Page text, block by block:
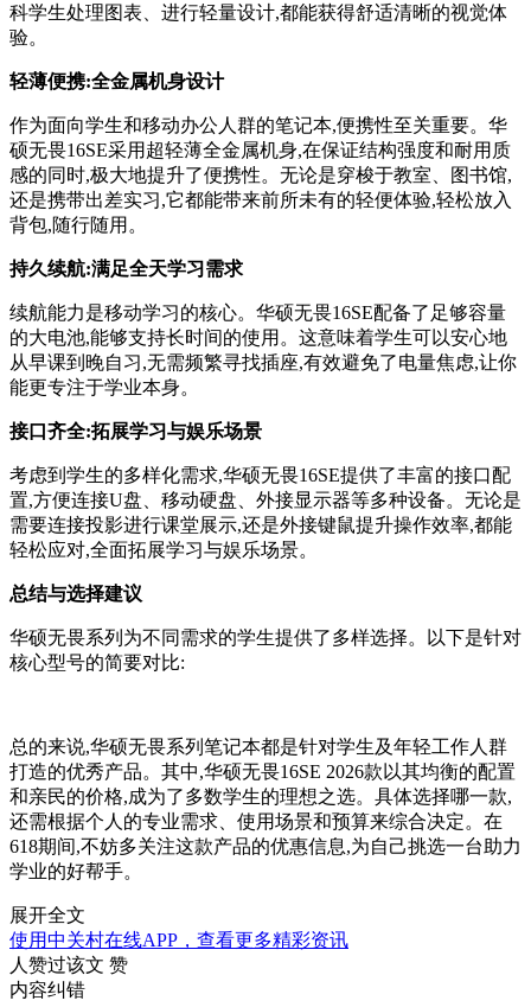
科学生处理图表、进行轻量设计,都能获得舒适清晰的视觉体
验。
轻薄便携:全金属机身设计
作为面向学生和移动办公人群的笔记本,便携性至关重要。华
硕无畏16SE采用超轻薄全金属机身,在保证结构强度和耐用质
感的同时,极大地提升了便携性。无论是穿梭于教室、图书馆,
还是携带出差实习,它都能带来前所未有的轻便体验,轻松放入
背包,随行随用。
持久续航:满足全天学习需求
续航能力是移动学习的核心。华硕无畏16SE配备了足够容量
的大电池,能够支持长时间的使用。这意味着学生可以安心地
从早课到晚自习,无需频繁寻找插座,有效避免了电量焦虑,让你
能更专注于学业本身。
接口齐全:拓展学习与娱乐场景
考虑到学生的多样化需求,华硕无畏16SE提供了丰富的接口配
置,方便连接U盘、移动硬盘、外接显示器等多种设备。无论是
需要连接投影进行课堂展示,还是外接键鼠提升操作效率,都能
轻松应对,全面拓展学习与娱乐场景。
总结与选择建议
华硕无畏系列为不同需求的学生提供了多样选择。以下是针对
核心型号的简要对比:
总的来说,华硕无畏系列笔记本都是针对学生及年轻工作人群
打造的优秀产品。其中,华硕无畏16SE 2026款以其均衡的配置
和亲民的价格,成为了多数学生的理想之选。具体选择哪一款,
还需根据个人的专业需求、使用场景和预算来综合决定。在
618期间,不妨多关注这款产品的优惠信息,为自己挑选一台助力
学业的好帮手。
展开全文
使用中关村在线APP，查看更多精彩资讯
人赞过该文 赞
内容纠错